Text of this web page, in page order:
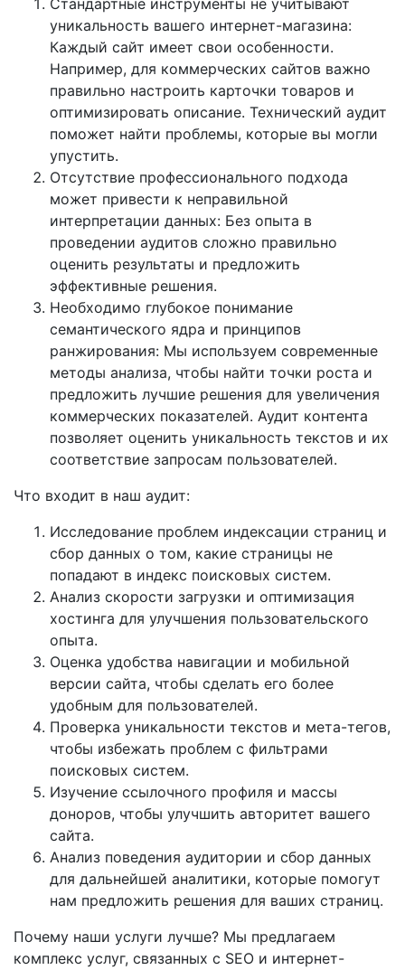
Стандартные инструменты не учитывают
уникальность вашего интернет-магазина:
Каждый сайт имеет свои особенности.
Например, для коммерческих сайтов важно
правильно настроить карточки товаров и
оптимизировать описание. Технический аудит
поможет найти проблемы, которые вы могли
упустить.
Отсутствие профессионального подхода
может привести к неправильной
интерпретации данных: Без опыта в
проведении аудитов сложно правильно
оценить результаты и предложить
эффективные решения.
Необходимо глубокое понимание
семантического ядра и принципов
ранжирования: Мы используем современные
методы анализа, чтобы найти точки роста и
предложить лучшие решения для увеличения
коммерческих показателей. Аудит контента
позволяет оценить уникальность текстов и их
соответствие запросам пользователей.
Что входит в наш аудит:
Исследование проблем индексации страниц и
сбор данных о том, какие страницы не
попадают в индекс поисковых систем.
Анализ скорости загрузки и оптимизация
хостинга для улучшения пользовательского
опыта.
Оценка удобства навигации и мобильной
версии сайта, чтобы сделать его более
удобным для пользователей.
Проверка уникальности текстов и мета-тегов,
чтобы избежать проблем с фильтрами
поисковых систем.
Изучение ссылочного профиля и массы
доноров, чтобы улучшить авторитет вашего
сайта.
Анализ поведения аудитории и сбор данных
для дальнейшей аналитики, которые помогут
нам предложить решения для ваших страниц.
Почему наши услуги лучше? Мы предлагаем
комплекс услуг, связанных с SEO и интернет-